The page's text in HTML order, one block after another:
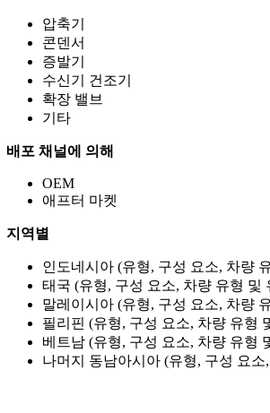
압축기
콘덴서
증발기
수신기 건조기
확장 밸브
기타
배포 채널에 의해
OEM
애프터 마켓
지역별
인도네시아 (유형, 구성 요소, 차량
태국 (유형, 구성 요소, 차량 유형 및
말레이시아 (유형, 구성 요소, 차량
필리핀 (유형, 구성 요소, 차량 유형
베트남 (유형, 구성 요소, 차량 유형
나머지 동남아시아 (유형, 구성 요